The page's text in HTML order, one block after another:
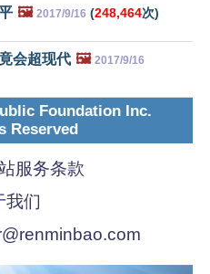
🖼️ 2017/9/16 (248,464次)
会超现代 🖼️ 2017/9/16
Foundation Inc.
Reserved
服务条款
我们